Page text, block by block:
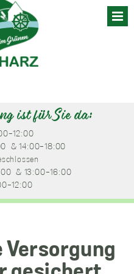
ist für Sie da:
12:00
& 14:00-18:00
& 13:00-16:00
12:00